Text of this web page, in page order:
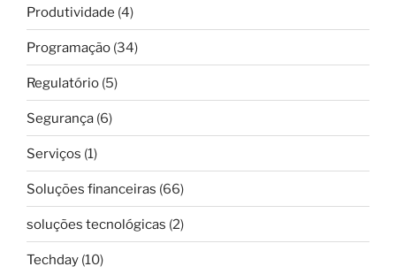
Produtividade (4)
Programação (34)
Regulatório (5)
Segurança (6)
Serviços (1)
Soluções financeiras (66)
soluções tecnológicas (2)
Techday (10)